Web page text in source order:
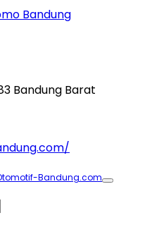
Bandung Barat
Bandung.com